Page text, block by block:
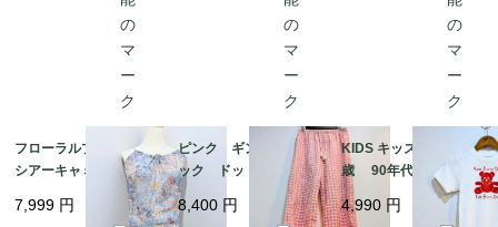
フローラルプリントの
シアーキャミ キャミソ
ール ボヘミアン く
すみブルー viscose
7,999 円
ピンク ギンガムチェ
ック ドットデザイン
柄 フリル ワイドレ
ッグ クロップド コ
8,400 円
KIDS キッズ ５－６
歳 90年代ヴィンテー
ジ テディベア Tシャ
ツ ホワイト bear
4,990 円